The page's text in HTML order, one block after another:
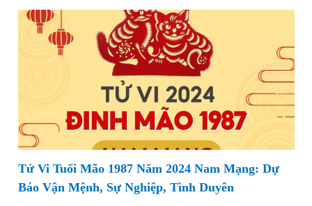
Tử Vi Tuổi Mão 1987 Năm 2024 Nam Mạng: Dự
Báo Vận Mệnh, Sự Nghiệp, Tình Duyên